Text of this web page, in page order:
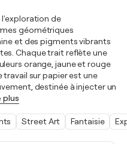
de
géométriques
et des pigments vibrants
Chaque trait reflète une
orange, jaune et rouge
travail sur papier est une
destinée à injecter un
plus
Street Art Fantaisie